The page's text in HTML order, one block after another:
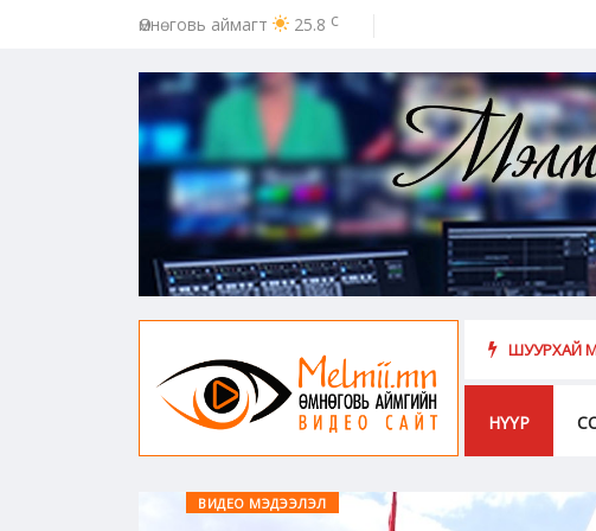
Өмнөговь аймагт 25.8 c
ШУУРХАЙ
урьдчилан сэргийлэх, хамгаалахад хүн бүрийн оролцоо идэвх чармай...
НҮҮР
ВИДЕО МЭДЭЭЛЭЛ